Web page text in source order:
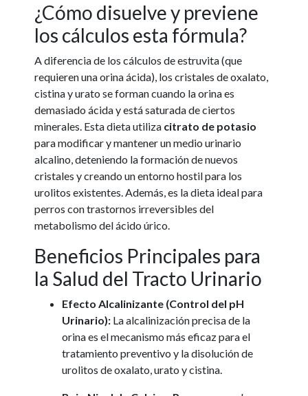
¿Cómo disuelve y previene
los cálculos esta fórmula?
A diferencia de los cálculos de estruvita (que
requieren una orina ácida), los cristales de oxalato,
cistina y urato se forman cuando la orina es
demasiado ácida y está saturada de ciertos
minerales. Esta dieta utiliza citrato de potasio
para modificar y mantener un medio urinario
alcalino, deteniendo la formación de nuevos
cristales y creando un entorno hostil para los
urolitos existentes. Además, es la dieta ideal para
perros con trastornos irreversibles del
metabolismo del ácido úrico.
Beneficios Principales para
la Salud del Tracto Urinario
Efecto Alcalinizante (Control del pH
Urinario): La alcalinización precisa de la
orina es el mecanismo más eficaz para el
tratamiento preventivo y la disolución de
urolitos de oxalato, urato y cistina.